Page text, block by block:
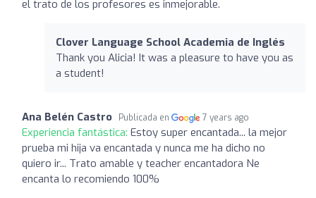
el trato de los profesores es inmejorable.
Clover Language School Academia de Inglés
Thank you Alicia! It was a pleasure to have you as
a student!
Ana Belén Castro Publicada en 7 years ago
Experiencia fantástica: Estoy super encantada... la mejor
prueba mi hija va encantada y nunca me ha dicho no
quiero ir... Trato amable y teacher encantadora Ne
encanta lo recomiendo 100%